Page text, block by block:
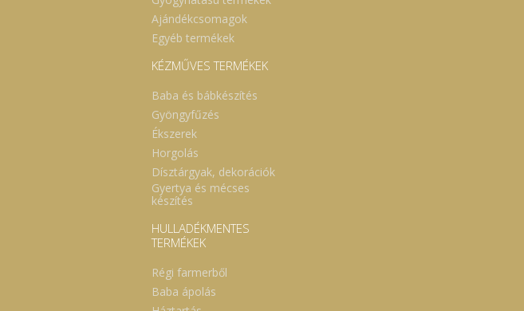
Ajándékcsomagok
Egyéb termékek
KÉZMŰVES TERMÉKEK
Baba és bábkészítés
Gyöngyfűzés
Ékszerek
Horgolás
Dísztárgyak, dekorációk
Gyertya és mécses
készítés
HULLADÉKMENTES
TERMÉKEK
Régi farmerből
Baba ápolás